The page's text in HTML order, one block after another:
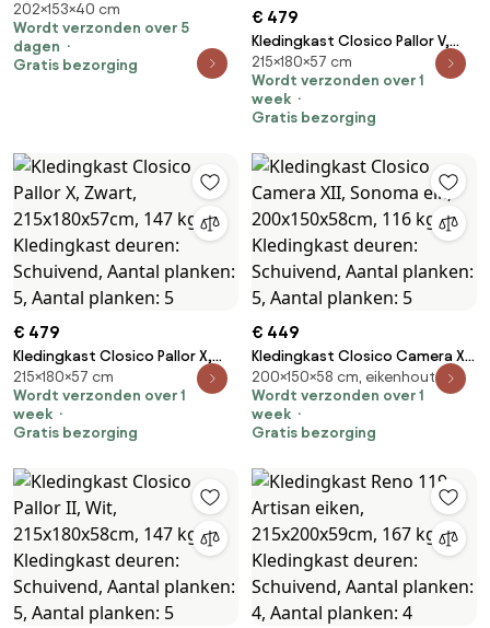
Wit, 202x153x40cm, 113.5 kg,
Kledingkast deuren: Met
scharnieren
202×153×40 cm
Wordt verzonden over 5
dagen
Gratis bezorging
€ 479
Kledingkast Closico Pallor V,
Wit, 215x180x57cm, 148 kg,
Kledingkast deuren: Schuivend,
Aantal planken: 5, Aantal
215×180×57 cm
Wordt verzonden over 1
week
Gratis bezorging
€ 479
Kledingkast Closico Pallor X,
Zwart, 215x180x57cm, 147 kg,
Kledingkast deuren: Schuivend,
Aantal planken: 5, Aantal
215×180×57 cm
Wordt verzonden over 1
week
Gratis bezorging
€ 449
Kledingkast Closico Camera XII,
Sonoma eik, 200x150x58cm, 116
kg, Kledingkast deuren:
Schuivend, Aantal planken: 5,
Aantal planken: 5
200×150×58 cm, eikenhouten
Wordt verzonden over 1
week
Gratis bezorging